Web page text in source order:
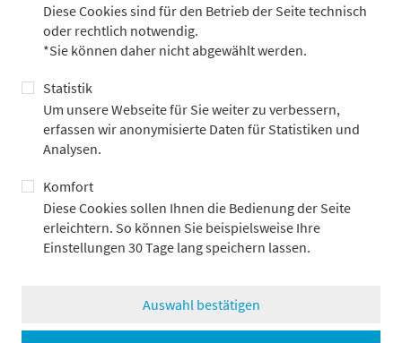
Diese Cookies sind für den Betrieb der Seite technisch
oder rechtlich notwendig.
*Sie können daher nicht abgewählt werden.
Statistik
Um unsere Webseite für Sie weiter zu verbessern,
erfassen wir anonymisierte Daten für Statistiken und
Analysen.
Komfort
Diese Cookies sollen Ihnen die Bedienung der Seite
erleichtern. So können Sie beispielsweise Ihre
Einstellungen 30 Tage lang speichern lassen.
Auswahl bestätigen
Mein persönliches Highlight war definitiv das Mitarbeiterfest.
Es ist immer wieder schön, die Veranstaltung, die man seit
Wochen plant, endlich miterleben zu dürfen ...
Nina Tauber
Praktikum Veranstaltungsmanagement